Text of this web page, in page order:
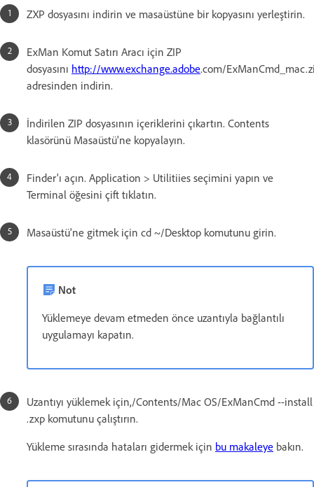
ZXP dosyasını indirin ve masaüstüne bir kopyasını yerleştirin.
ExMan Komut Satırı Aracı için ZIP
dosyasını http://www.exchange.adobe.com/
adresinden indirin.
İndirilen ZIP dosyasının içeriklerini çıkartın. Contents
klasörünü Masaüstü'ne kopyalayın.
Finder'ı açın. Application > Utilitiies seçimini yapın ve
Terminal öğesini çift tıklatın.
Masaüstü'ne gitmek için cd ~/Desktop komutunu girin.
Not
Yüklemeye devam etmeden önce uzantıyla bağlantılı
uygulamayı kapatın.
Uzantıyı yüklemek için,/Contents/Mac OS/ExManCmd --install
.zxp komutunu çalıştırın.
Yükleme sırasında hataları gidermek için bu makaleye bakın.